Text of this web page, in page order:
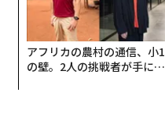
アフリカの農村の通信、小1
の壁。2人の挑戦者が手にし